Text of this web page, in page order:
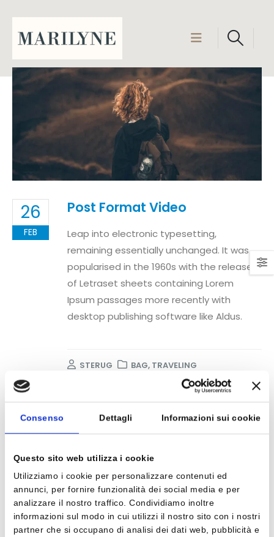
Consenso Dettagli Informazioni sui cookie
Questo sito web utilizza i cookie
Utilizziamo i cookie per personalizzare contenuti ed
annunci, per fornire funzionalità dei social media e per
analizzare il nostro traffico. Condividiamo inoltre
informazioni sul modo in cui utilizzi il nostro sito con i nostri
partner che si occupano di analisi dei dati web, pubblicità e
26
FEB
Post Format Video
Leap into electronic typesetting,
remaining essentially unchanged. It was
popularised in the 1960s with the release
of Letraset sheets containing Lorem
Ipsum passages more recently with
desktop publishing software like Aldus.
STERUG BAG, TRAVELING
READ MORE...
26
FEB
Post Format Heading
phasellus volutpat loremeget
mauris ultricesnon scelerisque
tellus volutpat.